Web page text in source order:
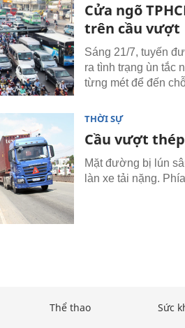
Cửa ngõ
trên cầu vượt
Sáng 21/7, tuyến
ra tình trạng ùn tắc
từng mét để đến
THỜI SỰ
Cầu vượt
Mặt đường bị lún
làn xe tải nặng.
Thể thao Sức